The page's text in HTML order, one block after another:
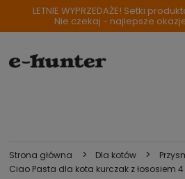
LETNIE WYPRZEDAŻE! Setki
Nie czekaj - najlepsze
Strona główna > Dla kotów >
Ciao Pasta dla kota kurczak z łososiem